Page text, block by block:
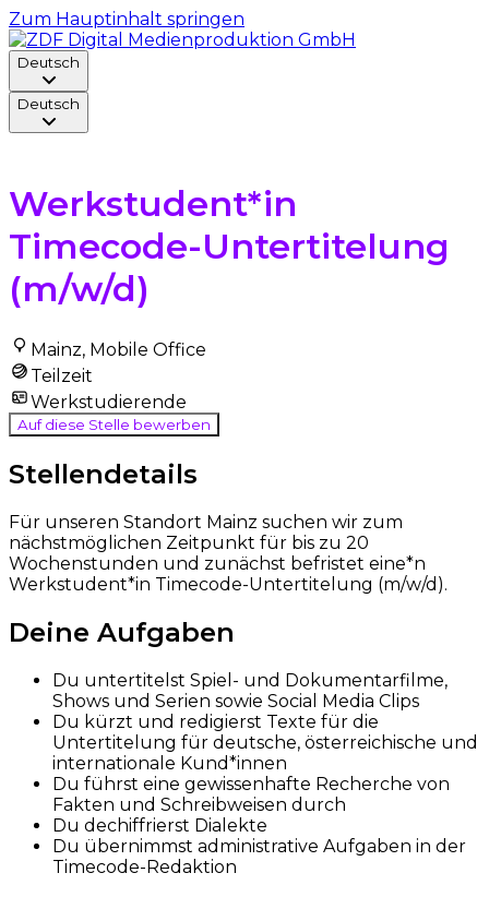
Zum Hauptinhalt springen
Deutsch
Deutsch
Werkstudent*in
Timecode-Untertitelung
(m/w/d)
Mainz, Mobile Office
Teilzeit
Werkstudierende
Auf diese Stelle bewerben
Stellendetails
Für unseren Standort Mainz suchen wir zum
nächstmöglichen Zeitpunkt für bis zu 20
Wochenstunden und zunächst befristet eine*n
Werkstudent*in Timecode-Untertitelung (m/w/d).
Deine Aufgaben
Du untertitelst Spiel- und Dokumentarfilme,
Shows und Serien sowie Social Media Clips
Du kürzt und redigierst Texte für die
Untertitelung für deutsche, österreichische und
internationale Kund*innen
Du führst eine gewissenhafte Recherche von
Fakten und Schreibweisen durch
Du dechiffrierst Dialekte
Du übernimmst administrative Aufgaben in der
Timecode-Redaktion